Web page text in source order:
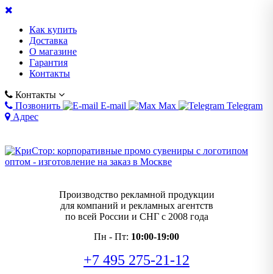
Как купить
Доставка
О магазине
Гарантия
Контакты
Контакты
Позвонить
E-mail Max
Telegram
Адрес
Производство рекламной продукции
для компаний и рекламных агентств
по всей России и СНГ с 2008 года
Пн - Пт: 10:00-19:00
+7 495 275-21-12